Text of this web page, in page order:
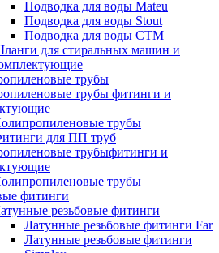
Подводка для воды Mateu
Подводка для воды Stout
Подводка для воды СТМ
для стиральных машин и
трубы
трубы фитинги и
трубы
для ПП труб
трубыфитинги и
трубы
фитинги
резьбовые фитинги
Латунные резьбовые фитинги Far
Латунные резьбовые фитинги